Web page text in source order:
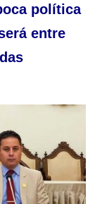
política
entre